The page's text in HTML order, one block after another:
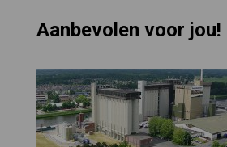
Aanbevolen voor jou!